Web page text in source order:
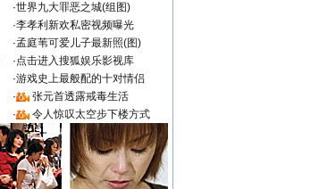
·世界九大罪恶之城(组图)
·李孝利新欢私密视频曝光
·孟庭苇可爱儿子最新照(图)
·点击进入搜狐娱乐影视库
·游戏史上最般配的十对情侣
·
张元首透露戒毒生活
· 令人惊叹太空步下楼方式